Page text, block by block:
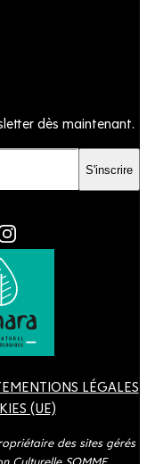
dès maintenant.
S'inscrire
MENTIONS LÉGALES
(UE)
des sites gérés
Culturelle SOMME